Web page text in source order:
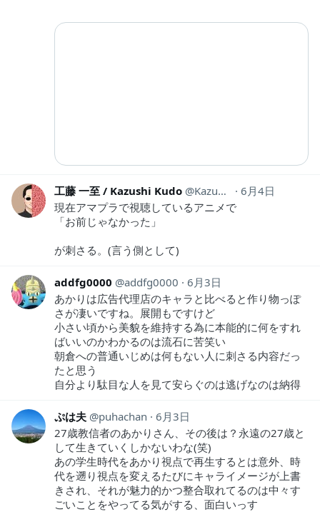
工藤 一至 / Kazushi Kudo Kazu49bota
6月4日
現在アマプラで視聴しているアニメで
「お前じゃなかった」
が刺さる。(言う側として)
addfg0000 addfg0000
6月3日
あかりは広告代理店のキャラと比べると作り物っぽ
さが凄いですね。展開もですけど
小さい頃から美貌を維持する為に本能的に何をすれ
ばいいのかわかるのは流石に苦笑い
朝倉への普通いじめは何もない人に刺さる内容だっ
たと思う
自分より駄目な人を見て安らぐのは逃げなのは納得
ぷは夫 puhachan
6月3日
27歳教信者のあかりさん、その後は？永遠の27歳と
して生きていくしかないわな(笑)
あの学生時代をあかり視点で再生するとは意外、時
代を遡り視点を変えるたびにキャライメージが上書
きされ、それが魅力的かつ整合取れてるのは中々す
ごいことをやってる気がする、面白いっす